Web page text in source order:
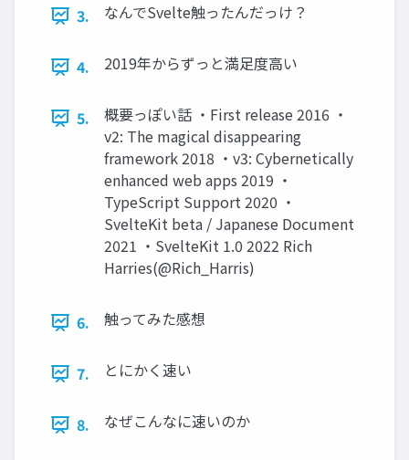
3. なんでSvelte触ったんだっけ？
4. 2019年からずっと満足度高い
5.
概要っぽい話 ・First release 2016 ・
v2: The magical disappearing
framework 2018 ・v3: Cybernetically
enhanced web apps 2019 ・
TypeScript Support 2020 ・
SvelteKit beta / Japanese Document
2021 ・SvelteKit 1.0 2022 Rich
Harries(@Rich_Harris)
6. 触ってみた感想
7. とにかく速い
8. なぜこんなに速いのか